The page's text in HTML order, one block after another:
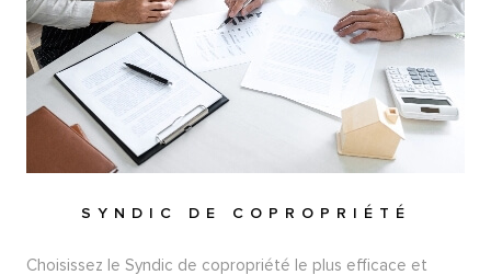
SYNDIC DE COPROPRIÉTÉ
Choisissez le Syndic de copropriété le plus efficace et